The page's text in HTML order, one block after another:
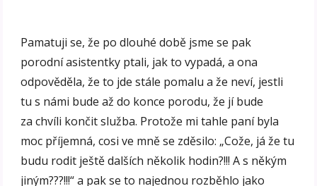
Pamatuji se, že po dlouhé době jsme se pak
porodní asistentky ptali, jak to vypadá, a ona
odpověděla, že to jde stále pomalu a že neví, jestli
tu s námi bude až do konce porodu, že jí bude
za chvíli končit služba. Protože mi tahle paní byla
moc příjemná, cosi ve mně se zděsilo: „Cože, já že tu
budu rodit ještě dalších několik hodin?!!! A s někým
jiným???!!!“ a pak se to najednou rozběhlo jako